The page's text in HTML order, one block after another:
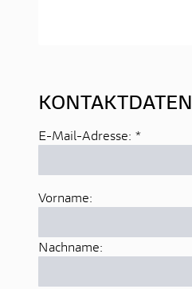
KONTAKTDATEN
E-Mail-Adresse: *
Vorname:
Nachname: